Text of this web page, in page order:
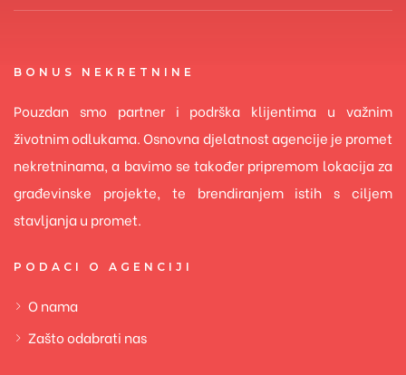
BONUS NEKRETNINE
Pouzdan smo partner i podrška klijentima u važnim
životnim odlukama. Osnovna djelatnost agencije je promet
nekretninama, a bavimo se također pripremom lokacija za
građevinske projekte, te brendiranjem istih s ciljem
stavljanja u promet.
PODACI O AGENCIJI
O nama
Zašto odabrati nas